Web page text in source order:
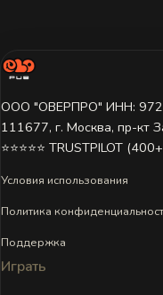
ООО "ОВЕРПРО" ИНН:
111677, г. Москва, пр-кт
⭐⭐⭐⭐⭐ TRUSTPILOT
Условия использования
Политика
Поддержка
Играть